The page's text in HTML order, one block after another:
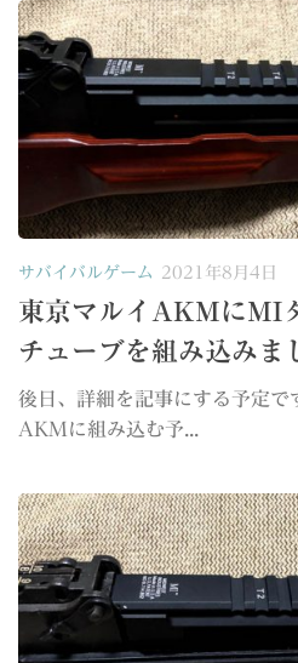
サバイバルゲーム 2021年8月4日
東京マルイAKMにMI
チューブを組み込みま
後日、詳細を記事にする予定で
AKMに組み込む予...